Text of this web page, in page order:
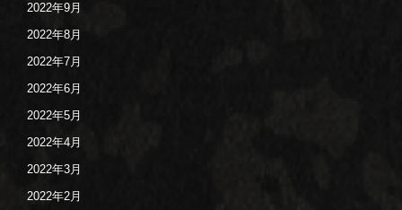
2022年9月
2022年8月
2022年7月
2022年6月
2022年5月
2022年4月
2022年3月
2022年2月